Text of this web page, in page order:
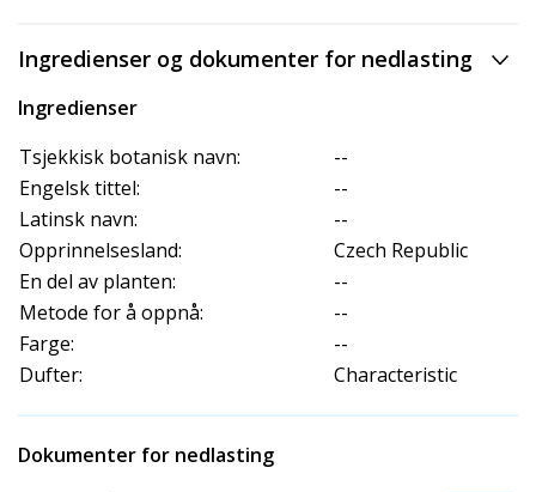
Ingredienser og dokumenter for nedlasting
Ingredienser
Tsjekkisk botanisk navn:
--
Engelsk tittel:
--
Latinsk navn:
--
Opprinnelsesland:
Czech Republic
En del av planten:
--
Metode for å oppnå:
--
Farge:
--
Dufter:
Characteristic
Dokumenter for nedlasting